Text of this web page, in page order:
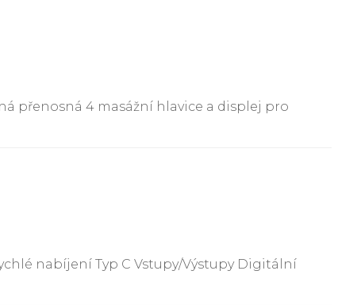
přenosná 4 masážní hlavice a displej pro
nabíjení Typ C Vstupy/Výstupy Digitální